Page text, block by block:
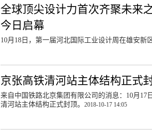
全球顶尖设计力首次齐聚未
今日启幕
10月18日，第一届河北国际工业设计周在雄安新
京张高铁清河站主体结构正式
来自中国铁路北京集团有限公司的消息：10月
清河站主体结构正式封顶。 2018-10-17 14:05